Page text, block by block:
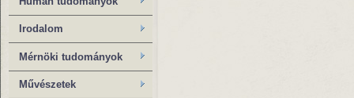
Irodalom
Mérnöki tudományok
Művészetek